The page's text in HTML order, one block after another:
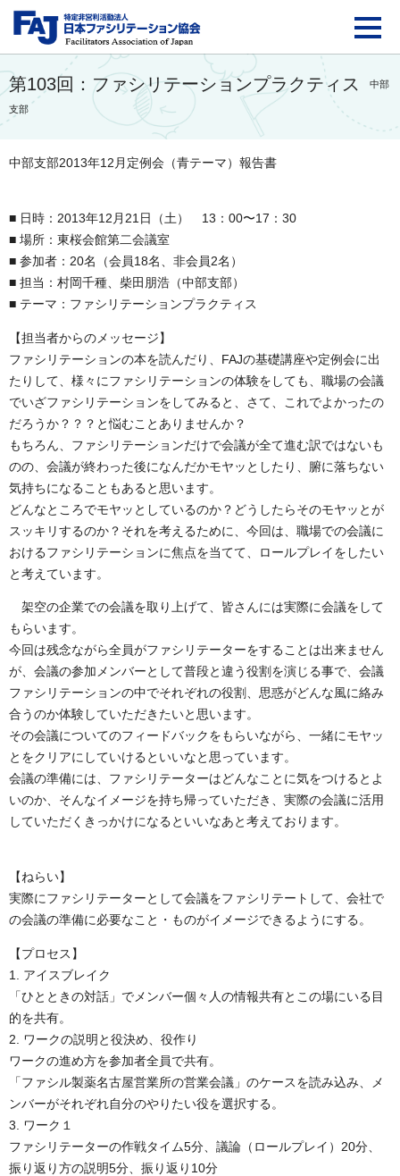
FAJ：特定非営利活動
第103回：ファシリテーションプラクティス 中部
支部
中部支部2013年12月定例会（青テーマ）報告書
■ 日時：2013年12月21日（土） 13：00〜17：30
■ 場所：東桜会館第二会議室
■ 参加者：20名（会員18名、非会員2名）
■ 担当：村岡千種、柴田朋浩（中部支部）
■ テーマ：ファシリテーションプラクティス
【担当者からのメッセージ】
ファシリテーションの本を読んだり、FAJの基礎講座や定例会に出
たりして、様々にファシリテーションの体験をしても、職場の会議
でいざファシリテーションをしてみると、さて、これでよかったの
だろうか？？？と悩むことありませんか？
もちろん、ファシリテーションだけで会議が全て進む訳ではないも
のの、会議が終わった後になんだかモヤッとしたり、腑に落ちない
気持ちになることもあると思います。
どんなところでモヤッとしているのか？どうしたらそのモヤッとが
スッキリするのか？それを考えるために、今回は、職場での会議に
おけるファシリテーションに焦点を当てて、ロールプレイをしたい
と考えています。
架空の企業での会議を取り上げて、皆さんには実際に会議をして
もらいます。
今回は残念ながら全員がファシリテーターをすることは出来ません
が、会議の参加メンバーとして普段と違う役割を演じる事で、会議
ファシリテーションの中でそれぞれの役割、思惑がどんな風に絡み
合うのか体験していただきたいと思います。
その会議についてのフィードバックをもらいながら、一緒にモヤッ
とをクリアにしていけるといいなと思っています。
会議の準備には、ファシリテーターはどんなことに気をつけるとよ
いのか、そんなイメージを持ち帰っていただき、実際の会議に活用
していただくきっかけになるといいなあと考えております。
【ねらい】
実際にファシリテーターとして会議をファシリテートして、会社で
の会議の準備に必要なこと・ものがイメージできるようにする。
【プロセス】
1. アイスブレイク
「ひとときの対話」でメンバー個々人の情報共有とこの場にいる目
的を共有。
2. ワークの説明と役決め、役作り
ワークの進め方を参加者全員で共有。
「ファシル製薬名古屋営業所の営業会議」のケースを読み込み、メ
ンバーがそれぞれ自分のやりたい役を選択する。
3. ワーク１
ファシリテーターの作戦タイム5分、議論（ロールプレイ）20分、
振り返り方の説明5分、振り返り10分